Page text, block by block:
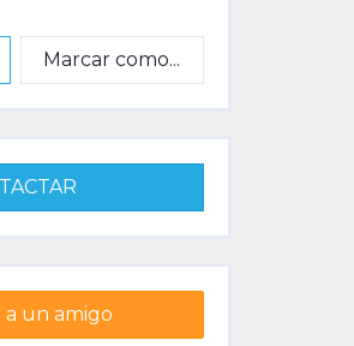
Marcar como...
un amigo